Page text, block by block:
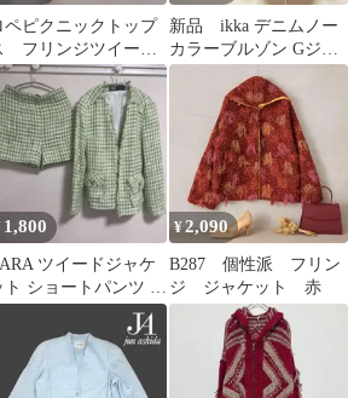
ペピクニックトップ
フリンジツイード
マーニット グリー
新品 ikka デニムノー
カラーブルゾン Gジャ
ン ネイビー L
1,800
ツイードジャケ
ト ショートパンツ セ
トアップ
¥2,090
B287 個性派 フリン
ジ ジャケット 赤